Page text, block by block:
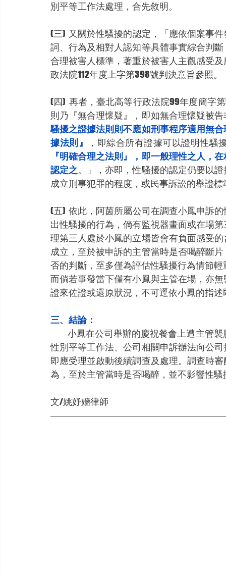
別平等工作法處理，合先敘明。
(三)  又關於性騷擾的認定，「應依個案事
詞、行為及相對人認知等具體事實綜合判
合理被害人標準，著重於被害人主觀感受
政法院112年度上字第398號判決意旨參照。
(四)  再者，臺北高等行政法院99年度簡
則乃『無合理懷疑』，即如無合理懷疑被
騷擾之證據法則則不應如刑事程序適用無
據法則』
，即綜合所有證據可以證明性騷
『明確合理之法則』，即一般理性之人，
認定之。」，亦即，性騷擾的認定仍要以
成立刑事犯罪的程度，或民事訴訟的舉證標
(五)  依此，阿茵所屬公司在調查小鳳申訴
出性騷擾的行為，倘有監視器畫面或在場
理第三人處於小鳳的立場皆會有負面感受
成立，至於被申訴的主管當時是否喝醉斷
否的判斷，至多僅為評估性騷擾行為情節
而倘若事發當下僅有小鳳與主管在場，亦
證來佐證或還原狀況，不可逕依小鳳的指
三、結論：
           小鳳在公司舉辦的慶祝餐會上遭主管襲胸性騷，可寬認為「執行職務」的範圍，小鳳可依
性別平等工作法、公司相關申訴辦法向公
即應受理並啟動後續調查及處理。調查時
為，至於主管當時是否喝醉，並不影響性
文/姚妤嬙律師